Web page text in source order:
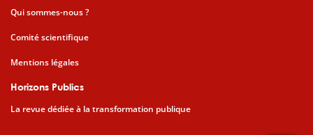
Qui sommes-nous ?
Comité scientifique
Mentions légales
Horizons Publics
La revue dédiée à la transformation publique